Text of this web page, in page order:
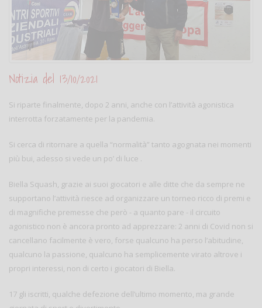
Notizia del 13/10/2021
Si riparte finalmente, dopo 2 anni, anche con l’attività agonistica
interrotta forzatamente per la pandemia.
Si cerca di ritornare a quella “normalità” tanto agognata nei momenti
più bui, adesso si vede un po’ di luce .
Biella Squash, grazie ai suoi giocatori e alle ditte che da sempre ne
supportano l’attività riesce ad organizzare un torneo ricco di premi e
di magnifiche premesse che però - a quanto pare - il circuito
agonistico non è ancora pronto ad apprezzare: 2 anni di Covid non si
cancellano facilmente è vero, forse qualcuno ha perso l’abitudine,
qualcuno la passione, qualcuno ha semplicemente virato altrove i
propri interessi, non di certo i giocatori di Biella.
17 gli iscritti, qualche defezione dell’ultimo momento, ma grande